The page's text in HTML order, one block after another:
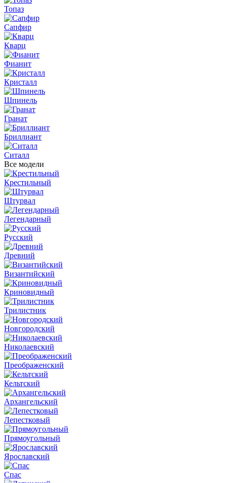
Топаз
Сапфир
Кварц
Фианит
Кристалл
Шпинель
Гранат
Бриллиант
Ситалл
Все модели
Крестильный
Штурвал
Легендарный
Русский
Древний
Византийский
Криновидный
Трилистник
Новгородский
Николаевский
Преображенский
Кельтский
Архангельский
Лепестковый
Прямоугольный
Ярославский
Спас